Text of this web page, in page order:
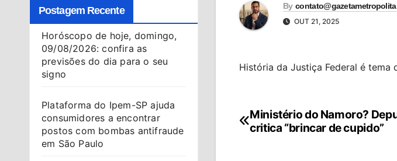
Postagem Recente
Horóscopo de hoje, domingo,
09/08/2026: confira as
previsões do dia para o seu
signo
Plataforma do Ipem-SP ajuda
consumidores a encontrar
postos com bombas antifraude
em São Paulo
By
OUT 21, 2025
História da Justiça Federal é tema
Navegação
Ministério do Namoro?
critica “brincar de cupido”